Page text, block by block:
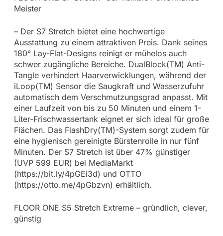
Meister
– Der S7 Stretch bietet eine hochwertige
Ausstattung zu einem attraktiven Preis. Dank seines
180° Lay-Flat-Designs reinigt er mühelos auch
schwer zugängliche Bereiche. DualBlock(TM) Anti-
Tangle verhindert Haarverwicklungen, während der
iLoop(TM) Sensor die Saugkraft und Wasserzufuhr
automatisch dem Verschmutzungsgrad anpasst. Mit
einer Laufzeit von bis zu 50 Minuten und einem 1-
Liter-Frischwassertank eignet er sich ideal für große
Flächen. Das FlashDry(TM)-System sorgt zudem für
eine hygienisch gereinigte Bürstenrolle in nur fünf
Minuten. Der S7 Stretch ist über 47% günstiger
(UVP 599 EUR) bei MediaMarkt
(https://bit.ly/4pGEi3d) und OTTO
(https://otto.me/4pGbzvn) erhältlich.
FLOOR ONE S5 Stretch Extreme – gründlich, clever,
günstig